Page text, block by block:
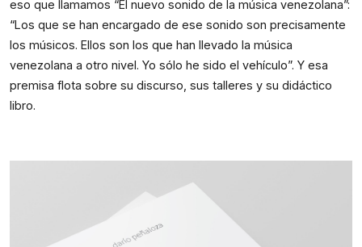
eso que llamamos “El nuevo sonido de la música venezolana”:
“Los que se han encargado de ese sonido son precisamente
los músicos. Ellos son los que han llevado la música
venezolana a otro nivel. Yo sólo he sido el vehículo”. Y esa
premisa flota sobre su discurso, sus talleres y su didáctico
libro.